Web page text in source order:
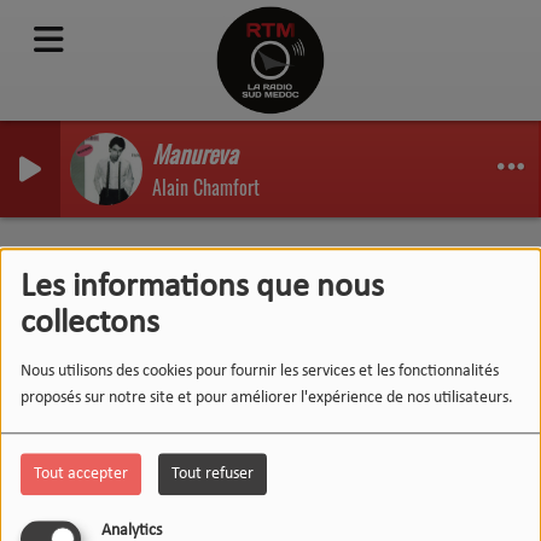
Les informations que nous
collectons
Nous utilisons des cookies pour fournir les services et les fonctionnalités
proposés sur notre site et pour améliorer l'expérience de nos utilisateurs.
Tout accepter Tout refuser
Analytics
Manureva
Alain Chamfort
Une vie de radio : Damien
Arnault sur RTM